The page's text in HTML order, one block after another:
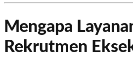
Mengapa
Rekrutmen